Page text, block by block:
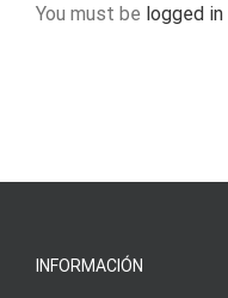
You must be logged in
INFORMACIÓN